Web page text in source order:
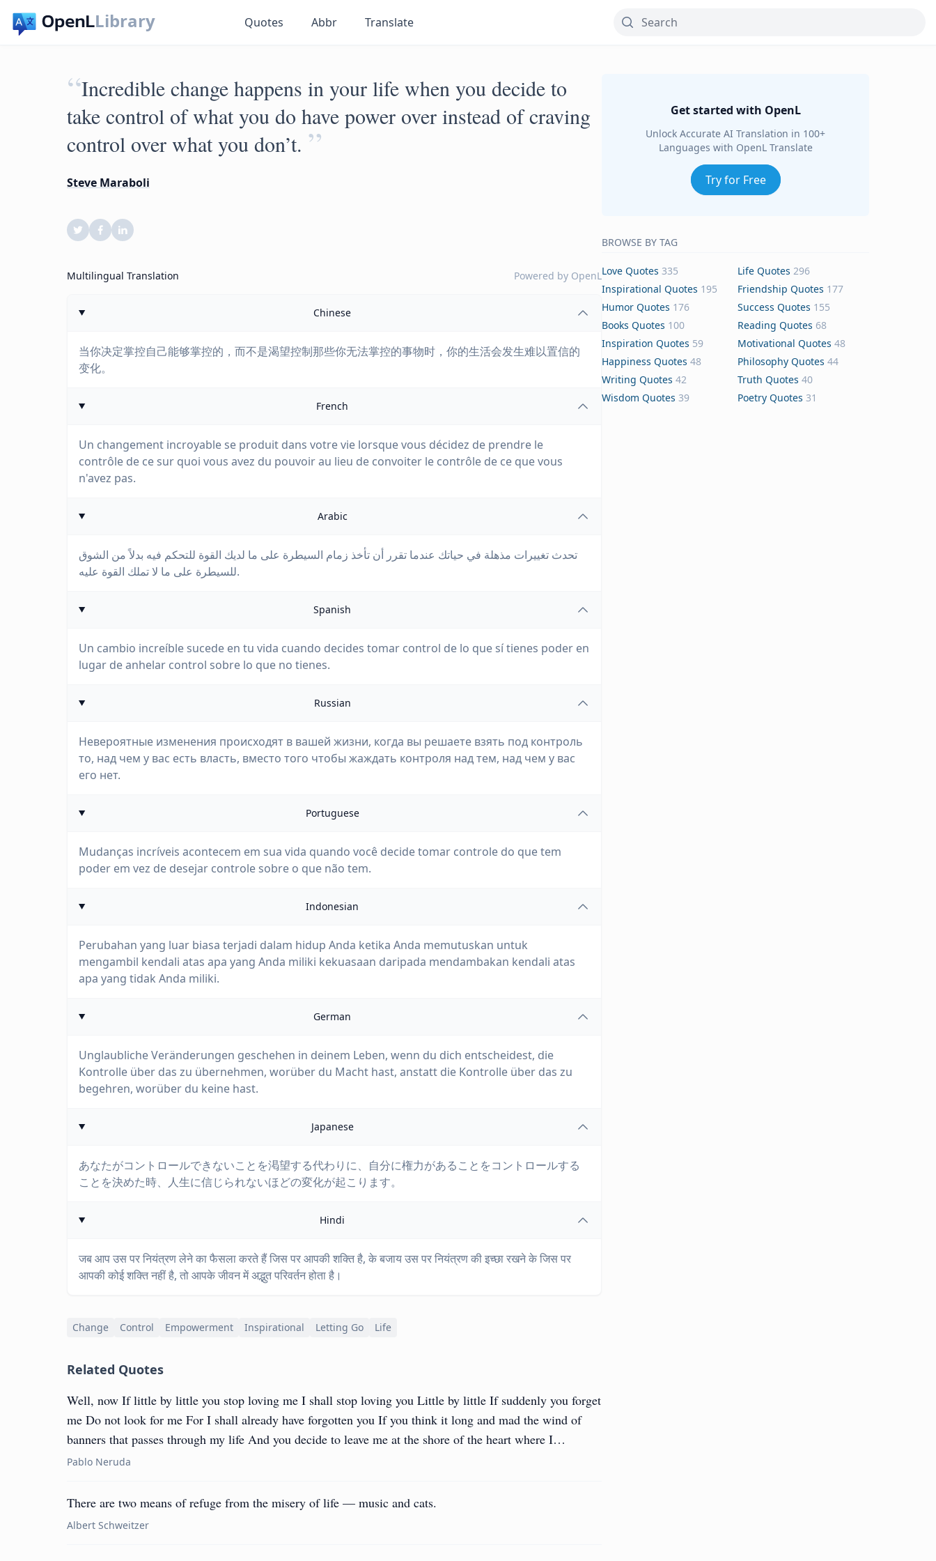
Library Quotes Abbr Translate
“Incredible change happens in your life when you decide to
take control of what you do have power over instead of craving
control over what you don’t. ”
Steve Maraboli
Multilingual Translation Powered by OpenL
Chinese
当你决定掌控自己能够掌控的，而不是渴望控制那些你无法掌控的事物时，你的生活会发生难以置信的
变化。
French
Un changement incroyable se produit dans votre vie lorsque vous décidez de prendre le
contrôle de ce sur quoi vous avez du pouvoir au lieu de convoiter le contrôle de ce que vous
n'avez pas.
Arabic
تحدث تغييرات مذهلة في حياتك عندما تقرر أن تأخذ زمام السيطرة على ما لديك القوة للتحكم فيه بدلاً من الشوق
للسيطرة على ما لا تملك القوة عليه.
Spanish
Un cambio increíble sucede en tu vida cuando decides tomar control de lo que sí tienes poder en
lugar de anhelar control sobre lo que no tienes.
Russian
Невероятные изменения происходят в вашей жизни, когда вы решаете взять под контроль
то, над чем у вас есть власть, вместо того чтобы жаждать контроля над тем, над чем у вас
его нет.
Portuguese
Mudanças incríveis acontecem em sua vida quando você decide tomar controle do que tem
poder em vez de desejar controle sobre o que não tem.
Indonesian
Perubahan yang luar biasa terjadi dalam hidup Anda ketika Anda memutuskan untuk
mengambil kendali atas apa yang Anda miliki kekuasaan daripada mendambakan kendali atas
apa yang tidak Anda miliki.
German
Unglaubliche Veränderungen geschehen in deinem Leben, wenn du dich entscheidest, die
Kontrolle über das zu übernehmen, worüber du Macht hast, anstatt die Kontrolle über das zu
begehren, worüber du keine hast.
Japanese
あなたがコントロールできないことを渇望する代わりに、自分に権力があることをコントロールする
ことを決めた時、人生に信じられないほどの変化が起こります。
Hindi
जब आप उस पर नियंत्रण लेने का फैसला करते हैं जिस पर आपकी शक्ति है, के बजाय उस पर नियंत्रण की इच्छा रखने के जिस पर
आपकी कोई शक्ति नहीं है, तो आपके जीवन में अद्भुत परिवर्तन होता है।
Change Control Empowerment Inspirational Letting Go Life
Related Quotes
Well, now If little by little you stop loving me I shall stop loving you Little by little If suddenly you forget
me Do not look for me For I shall already have forgotten you If you think it long and mad the wind of
banners that passes through my life And you decide to leave me at the shore of the heart where I…
Pablo Neruda
There are two means of refuge from the misery of life — music and cats.
Albert Schweitzer
Get started with OpenL
Unlock Accurate AI Translation in 100+
Languages with OpenL Translate
Try for Free
BROWSE BY TAG
Love Quotes 335 Life Quotes 296
Inspirational Quotes 195 Friendship Quotes 177
Humor Quotes 176 Success Quotes 155
Books Quotes 100 Reading Quotes 68
Inspiration Quotes 59 Motivational Quotes 48
Happiness Quotes 48 Philosophy Quotes 44
Writing Quotes 42 Truth Quotes 40
Wisdom Quotes 39 Poetry Quotes 31